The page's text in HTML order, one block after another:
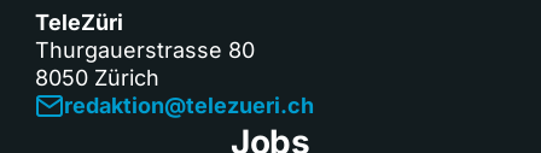
TeleZüri
Thurgauerstrasse 80
8050 Zürich
redaktion@telezueri.ch
Jobs